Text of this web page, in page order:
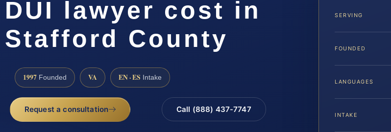
DUI lawyer cost in
Stafford County
1997 Founded VA EN · ES Intake
Request a consultation Call (888) 437-7747
SERVING
FOUNDED
LANGUAGES
INTAKE